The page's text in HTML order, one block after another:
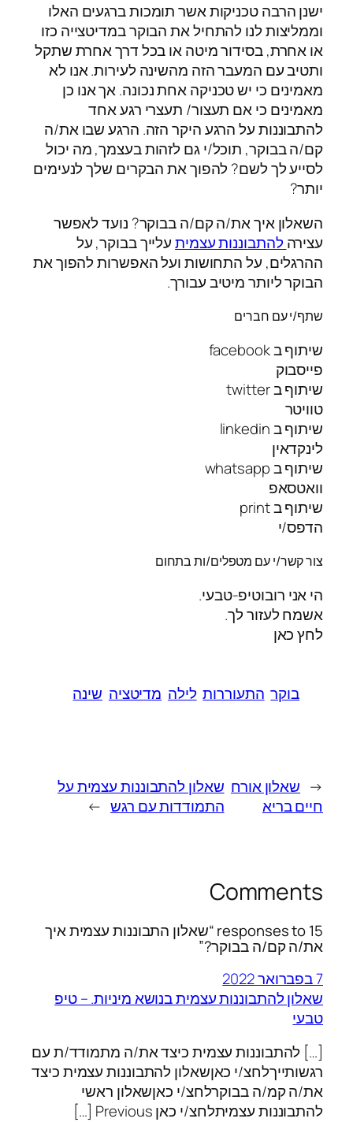
ישנן הרבה טכניקות אשר תומכות ברגעים האלו
וממליצות לנו להתחיל את הבוקר במדיטצייה כזו
או אחרת, בסידור מיטה או בכל דרך אחרת שתקל
ותטיב עם המעבר הזה מהשינה לעירות. אנו לא
מאמינים כי יש טכניקה אחת נכונה. אך אנו כן
מאמינים כי אם תעצור/ תעצרי רגע אחד
להתבוננות על הרגע היקר הזה. הרגע שבו את/ה
קם/ה בבוקר, תוכל/י גם לזהות בעצמך, מה יכול
לסייע לך לשם? להפוך את הבקרים שלך לנעימים
יותר?
השאלון איך את/ה קם/ה בבוקר? נועד לאפשר
עצירהלהתבוננות עצמיתעלייך בבוקר, על
ההרגלים, על התחושות ועל האפשרות להפוך את
הבוקר ליותר מיטיב עבורך.
שתף/י עם חברים
שיתוף ב facebook
פייסבוק
שיתוף ב twitter
טוויטר
שיתוף ב linkedin
לינקדאין
שיתוף ב whatsapp
וואטסאפ
שיתוף ב print
הדפס/י
צור קשר/י עם מטפלים/ות בתחום
הי אני רובוטיפ-טבעי.
אשמח לעזור לך.
לחץ כאן
בוקר התעוררות לילה מדיטציה שינה
← שאלון אורח
חיים בריא
שאלון להתבוננות עצמית על
התמודדות עם רגש →
Comments
15 responses to “שאלון התבוננות עצמית איך
את/ה קם/ה בבוקר?”
7 בפברואר 2022
שאלון להתבוננות עצמית בנושא מיניות. – טיפ
טבעי
[…] להתבוננות עצמית כיצד את/ה מתמודד/ת עם
רגשותייךלחצ/י כאןשאלון להתבוננות עצמית כיצד
את/ה קמ/ה בבוקרלחצ/י כאןשאלון ראשי
להתבוננות עצמיתלחצ/י כאן Previous […]